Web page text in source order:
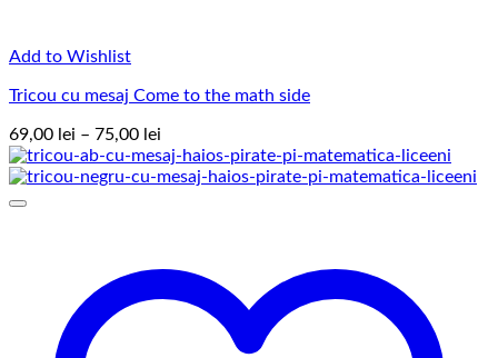
Add to Wishlist
Tricou cu mesaj Come to the math side
69,00 lei – 75,00 lei
de
prețuri: